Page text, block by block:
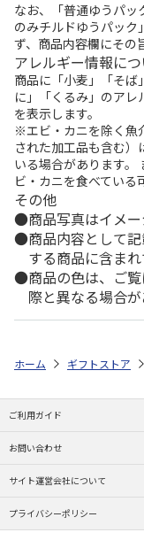
なお、「普通ゆうパ
のみチルドゆうパック
ず、商品内容欄にその
アレルギー情報に
商品に「小麦」「そば
に」「くるみ」のア
を表示します。
※エビ・カニを除く魚
された加工品も含む）
いる場合があります。
ビ・カニを食べている
その他
商品写真はイメー
商品内容として
する商品に含まれ
商品の色は、ご
際と異なる場合が
ホーム ギフトストア
ご利用ガイド
お問い合わせ
サイト運営会社について
プライバシーポリシー